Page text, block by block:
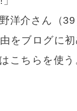
洋介さん（
をブログに
こちらを使う